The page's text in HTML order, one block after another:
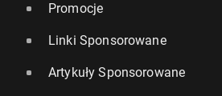
Promocje
Linki Sponsorowane
Artykuły Sponsorowane